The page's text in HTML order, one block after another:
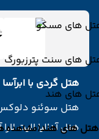
های مسکو
های سنت پترزبورگ
های هند
هتل های هند(مشاهده
هتل گردی با ابرآسا
هتل سوئنو دلوکس
هتل آدالیا الیت لارا